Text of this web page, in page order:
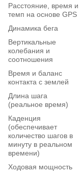
Расстояние, время и
темп на основе GPS
Динамика бега
Вертикальные
колебания и
соотношения
Время и баланс
контакта с землей
Длина шага
(реальное время)
Каденция
(обеспечивает
количество шагов в
минуту в реальном
времени)
Ходовая мощность